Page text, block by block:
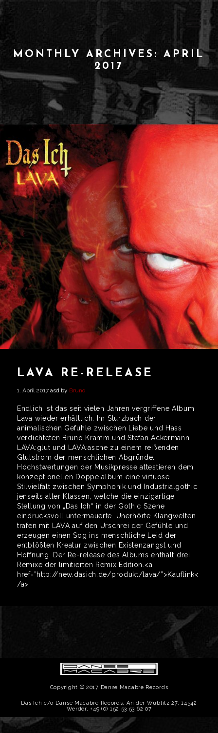
MONTHLY ARCHIVES: APRIL
2017
LAVA RE-RELEASE
1. April 2017 asd by Bruno
Endlich ist das seit vielen Jahren vergriffene Album
Lava wieder erhältlich. Im Sturzbach der
animalischen Gefühle zwischen Liebe und Hass
verdichteten Bruno Kramm und Stefan Ackermann
LAVA:glut und LAVA:asche zu einem reißenden
Glutstrom der menschlichen Abgründe.
Höchstwertungen der Musikpresse attestieren dem
konzeptionellen Doppelalbum eine virtuose
Stilvielfalt zwischen Symphonik und Industrialgothic
jenseits aller Klassen, welche die einzigartige
Stellung von „Das Ich“ in der Gothic Szene
eindrucksvoll untermauerte. Unerhörte Klangwelten
trafen mit LAVA auf den Urschrei der Gefühle und
erzeugen einen Sog ins menschliche Leid der
entblößten Kreatur zwischen Existenzangst und
Hoffnung. Der Re-release des Albums enthält drei
Remixe der limitierten Remix Edition.<a
href=”http://new.dasich.de/produkt/lava/”>Kauflink<
/a>
Copyright © 2017 Danse Macabre Records
Das Ich c/o Danse Macabre Records, An der Wublitz 27, 14542
Werder, +49 (0) 152 53 53 62 07